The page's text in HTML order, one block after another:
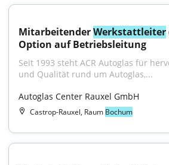
Mitarbeitender Werkstattleiter
Option auf Betriebsleitung
Seit 1993 steht ACR Autoglas für
und Qualität rund um Autoglas,...
Autoglas Center Rauxel GmbH
Castrop-Rauxel, Raum Bochum